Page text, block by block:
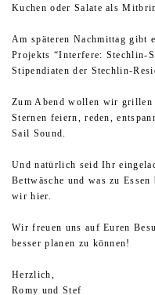
Kuchen oder Salate als
Am späteren Nachmittag gibt
Projekts “Interfere: Stechlin-
Stipendiaten der Stechlin-
Zum Abend wollen wir grillen
Sternen feiern, reden,
Sail Sound.
Und natürlich seid Ihr
Bettwäsche und was zu
wir hier.
Wir freuen uns auf Euren
besser planen zu können!
Herzlich,
Romy und Stef